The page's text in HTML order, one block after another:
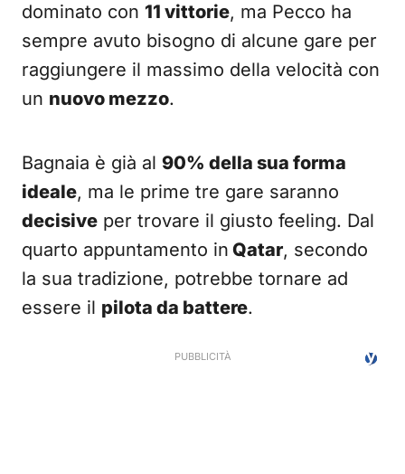
dominato con 11 vittorie, ma Pecco ha
sempre avuto bisogno di alcune gare per
raggiungere il massimo della velocità con
un nuovo mezzo.
Bagnaia è già al 90% della sua forma
ideale, ma le prime tre gare saranno
decisive per trovare il giusto feeling. Dal
quarto appuntamento in Qatar, secondo
la sua tradizione, potrebbe tornare ad
essere il pilota da battere.